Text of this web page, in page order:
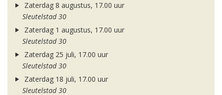
Zaterdag 8 augustus, 17.00 uur
Sleutelstad 30
Zaterdag 1 augustus, 17.00 uur
Sleutelstad 30
Zaterdag 25 juli, 17.00 uur
Sleutelstad 30
Zaterdag 18 juli, 17.00 uur
Sleutelstad 30